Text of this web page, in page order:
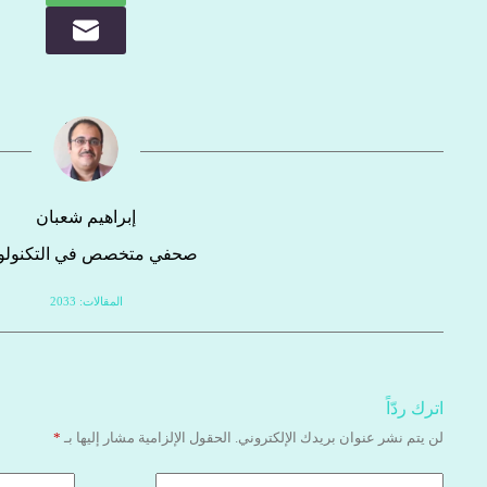
إبراهيم شعبان
صحفي متخصص في
المقالات: 2033
اترك ردّاً
لن يتم نشر عنوان بريدك الإلكتروني. الحقول الإلزامية مشار إليها بـ *